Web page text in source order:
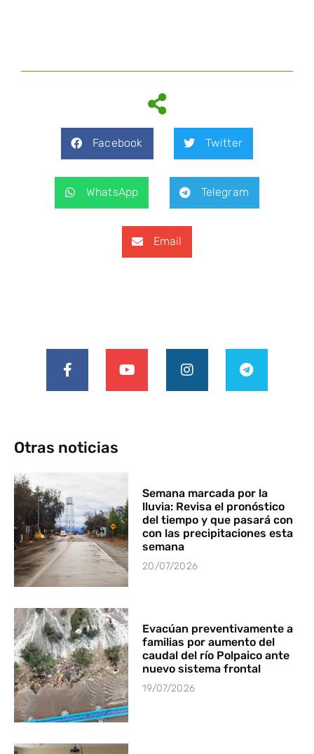
Facebook Twitter
WhatsApp Telegram
Email
Otras noticias
Semana marcada por la
lluvia: Revisa el pronóstico
del tiempo y que pasará con
con las precipitaciones esta
semana
20/07/2026
Evacúan preventivamente a
familias por aumento del
caudal del río Polpaico ante
nuevo sistema frontal
19/07/2026